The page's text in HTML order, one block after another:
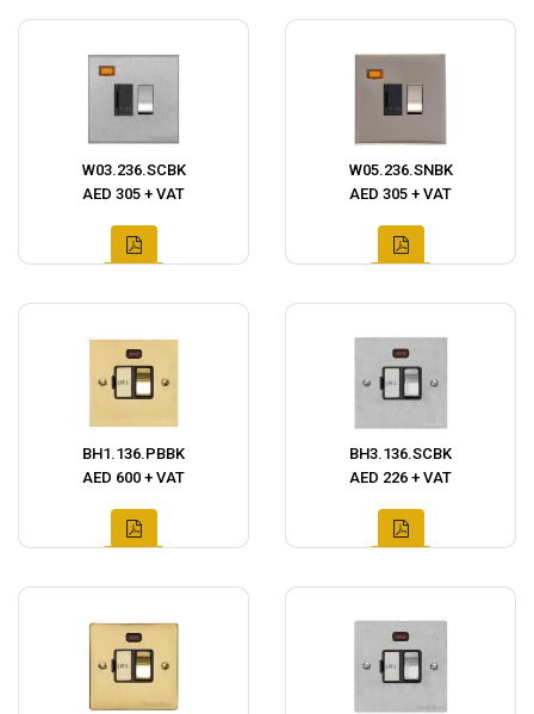
W03.236.SCBK
AED 305 + VAT
W05.236.SNBK
AED 305 + VAT
BH1.136.PBBK
AED 600 + VAT
BH3.136.SCBK
AED 226 + VAT